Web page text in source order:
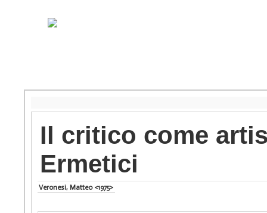
Il critico come
Ermetici
Veronesi, Matteo <1975>